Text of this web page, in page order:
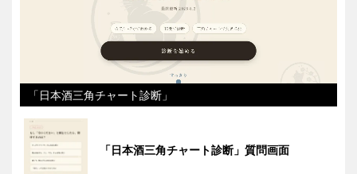
「日本酒三角チャート診断」
「日本酒三角チャート診断」質問画面